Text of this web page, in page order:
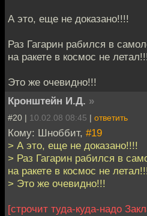
А это, еще не доказано!!!!
Раз Гагарин рабился в
на ракете в космос не
Это же очевидно!!!
Кронштейн И.Д. »
#20 | 10.02.08 08:45 | ответить
Кому: Шноббит, #19
> А это, еще не доказано!!!!
> Раз Гагарин рабился в
на ракете в космос не
> Это же очевидно!!!
[строчит туда-куда-надо